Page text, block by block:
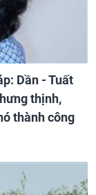
Dần - Tuất
thịnh,
thành công